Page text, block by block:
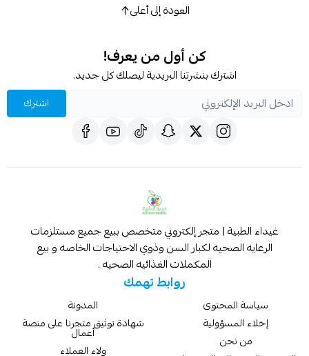
العودة إلى أعلى
كن أول من يعرف!
اشترك بنشرتنا البريدية ليصلك كل جديد.
اشترك
غيداء الطبية | متجر إلكتروني متخصص ببيع جميع مستلزمات
الرعايه الصحيه لكبار السن وذوي الاحتياجات الخاصه و بيع
المكملات الغذائيه الصحيه .
روابط تهمك
سياسة المحتوى
إخلاء المسؤولية
من نحن
المدونة
شهادة توثيق متجرنا على منصة
أعمال
ولاء العملاء